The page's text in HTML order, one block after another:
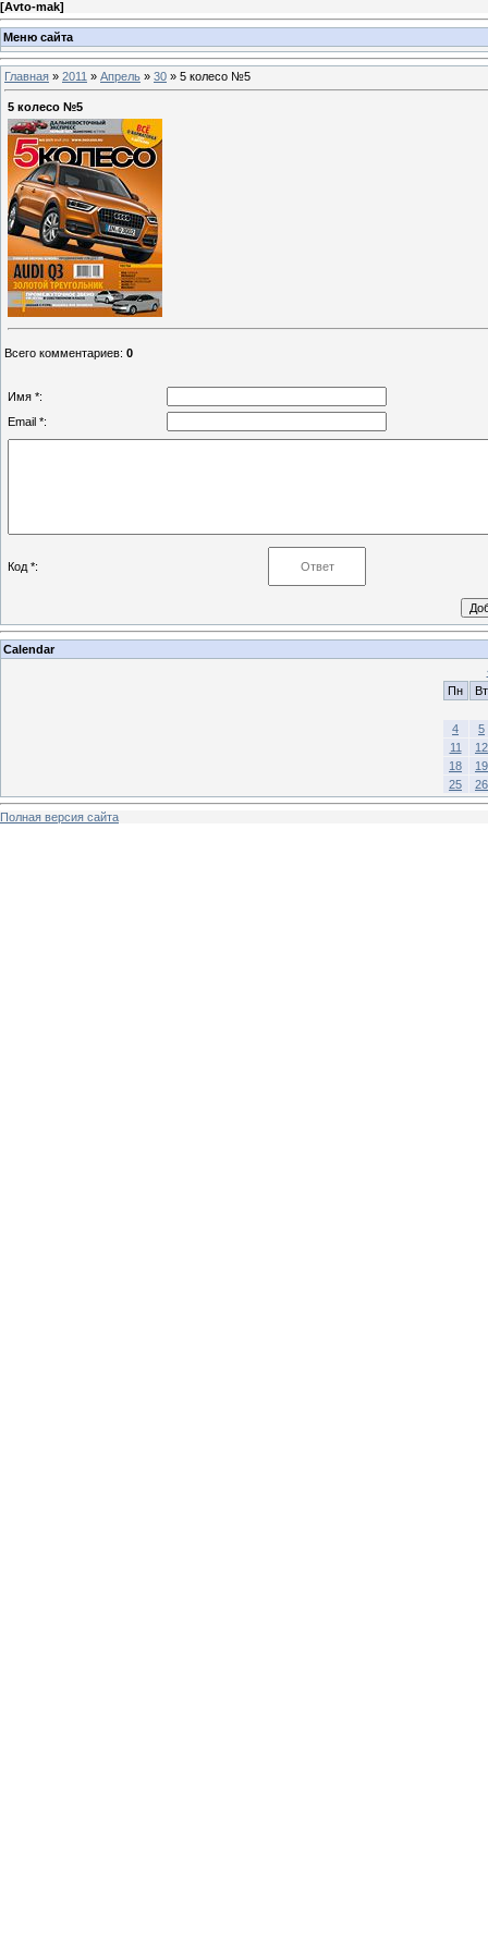
[Avto-mak]
Меню сайта
Главная » 2011 » Апрель » 30 » 5 колесо №5
5 колесо №5
Всего комментариев: 0
Имя *:
Email *:
Код *:
Calendar
Пн
Вт
4
5
11
12
18
19
25
26
Полная версия сайта